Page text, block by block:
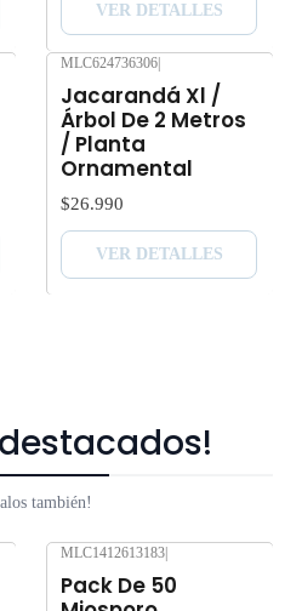
VER DETALLES
MLC624736306|
Jacarandá Xl /
Árbol De 2 Metros
/ Planta
Ornamental
$26.990
VER DETALLES
también!
MLC1412613183|
Pack De 50